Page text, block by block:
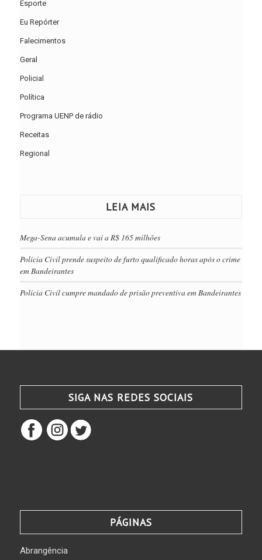
Esporte
Eu Repórter
Falecimentos
Geral
Policial
Política
Programa UENP de rádio
Receitas
Regional
LEIA MAIS
Mega-Sena acumula e vai a R$ 165 milhões
Polícia Civil prende suspeito de furto qualificado horas após o crime
em Bandeirantes
Polícia Civil cumpre mandado de prisão preventiva em Bandeirantes
SIGA NAS REDES SOCIAIS
PÁGINAS
Abrangência